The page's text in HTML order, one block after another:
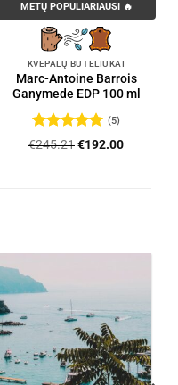
METŲ POPULIARIAUSI 🔥
KVEPALŲ BUTELIUKAI
Marc-Antoine Barrois
Ganymede EDP 100 ml
Įvertinimas:
(5)
€245.21Original
€192.00Current